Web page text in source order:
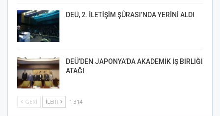
DEÜ, 2. İLETİŞİM ŞÛRASI’NDA YERİNİ ALDI
DEÜ’DEN JAPONYA’DA AKADEMİK İŞ BİRLİĞİ
ATAĞI
GERI İLERI 1 314